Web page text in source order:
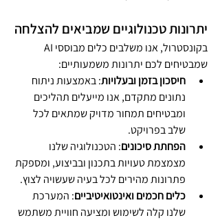
יתרונות טכנולוגיים שמביאים להצלחה
שמבטיחים לכם יתרונות משמעותיים:
חיסכון בזמן ובעלויות: באמצעות ניתוח
נתונים מתקדם, אנו מייעלים תהליכים
ומבטיחים תמחור מדויק שמתאים לכל
שלב בפרויקט.
הפחתת סיכונים: הטכנולוגיה שלנו
מצמצמת טעויות בתכנון ובביצוע, ומספקת
פתרונות מהירים לכל בעיה שעשויה לצוץ.
כלים חכמים ואינטואיטיביים: המערכת
שלנו קלה לשימוש ומציעה חוויית משתמש